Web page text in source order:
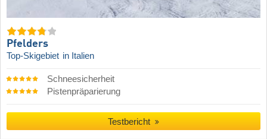
Pfelders
Top-Skigebiet in Italien
Schneesicherheit
Pistenpräparierung
Testbericht